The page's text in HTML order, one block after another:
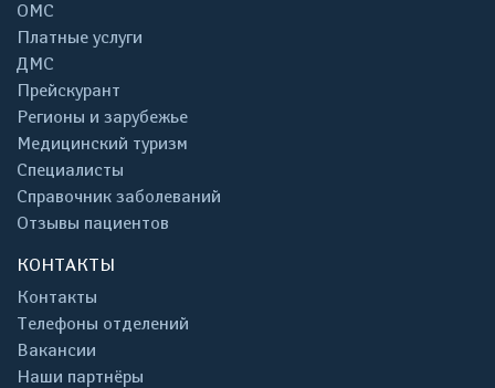
ОМС
Платные услуги
ДМС
Прейскурант
Регионы и зарубежье
Медицинский туризм
Специалисты
Справочник заболеваний
Отзывы пациентов
КОНТАКТЫ
Контакты
Телефоны отделений
Вакансии
Наши партнёры